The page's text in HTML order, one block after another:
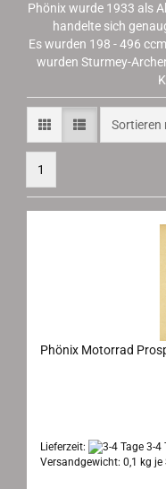
Phönix wurde 1933 als
handelte sich
Es wurden 198 - 496
wurden Sturmey-
Sortieren
Sortieren
1
Phönix Motorrad
Lieferzeit: 3-4
Versandgewicht: 0,1 kg je